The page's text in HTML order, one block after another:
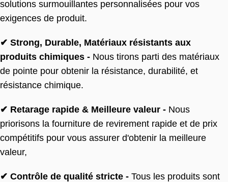
solutions surmouillantes personnalisées pour vos
exigences de produit.
✔ Strong, Durable, Matériaux résistants aux
produits chimiques - Nous tirons parti des matériaux
de pointe pour obtenir la résistance, durabilité, et
résistance chimique.
✔ Retarage rapide & Meilleure valeur - Nous
priorisons la fourniture de revirement rapide et de prix
compétitifs pour vous assurer d'obtenir la meilleure
valeur,
✔ Contrôle de qualité stricte - Tous les produits sont